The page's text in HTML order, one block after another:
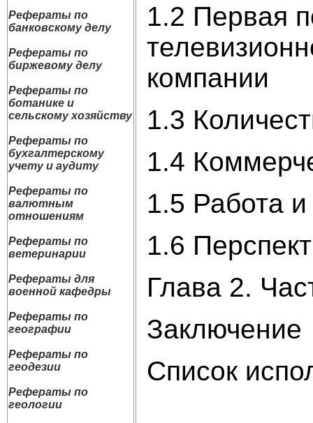
Рефераты по
банковскому делу
Рефераты по
биржевому делу
Рефераты по
ботанике и
сельскому хозяйству
Рефераты по
бухгалтерскому
учету и аудиту
Рефераты по
валютным
отношениям
Рефераты по
ветеринарии
Рефераты для
военной кафедры
Рефераты по
географии
Рефераты по
геодезии
Рефераты по
геологии
1.2 Первая
компании
1.3
1.4
1.5 Работа
1.6
Глава 2.
Заключение
Список